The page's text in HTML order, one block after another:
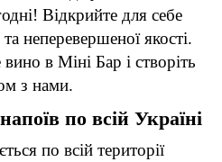
Відкрийте для себе
неперевершеної якості.
в Міні Бар і створіть
з нами.
по всій Україні
по всій території